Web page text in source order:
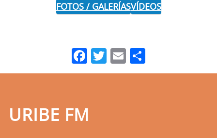
FOTOS / GALERÍASVÍDEOS
Facebook
Twitter
Email
URIBE FM